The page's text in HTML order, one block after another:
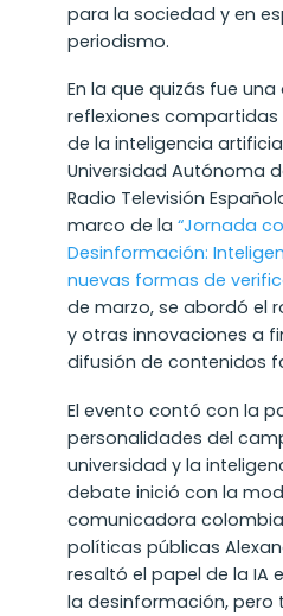
para la sociedad y en
periodismo.
En la que quizás fue
reflexiones compartidas
de la inteligencia
Universidad Autónoma
Radio Televisión
marco de la “Jornada
Desinformación:
nuevas formas de
de marzo, se abordó el
y otras innovaciones a
difusión de contenidos
El evento contó con la
personalidades del
universidad y la
debate inició con la
comunicadora
políticas públicas
resaltó el papel de la IA
la desinformación, pero